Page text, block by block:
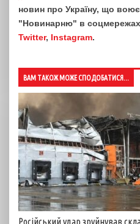
новин про Україну, що
"Новинарню" в
Twitter, Instagram.
ВАМ ТАКОЖ МОЖЕ СПОДОБАТИСЯ...